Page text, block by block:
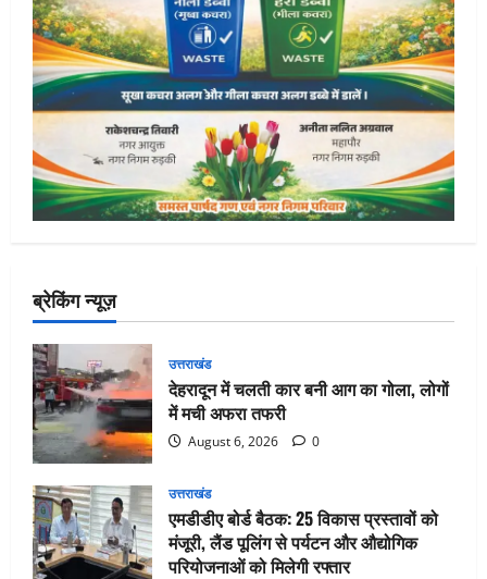
ब्रेकिंग न्यूज़
उत्तराखंड
देहरादून में चलती कार बनी आग का गोला, लोगों
में मची अफरा तफरी
August 6, 2026 0
उत्तराखंड
एमडीडीए बोर्ड बैठक: 25 विकास प्रस्तावों को
मंजूरी, लैंड पूलिंग से पर्यटन और औद्योगिक
परियोजनाओं को मिलेगी रफ्तार